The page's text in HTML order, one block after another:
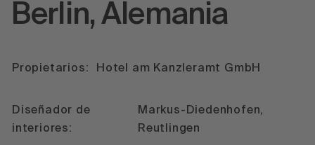
Berlin, Alemania
Propietarios: Hotel am Kanzleramt GmbH
Diseñador de
interiores:
Markus-Diedenhofen,
Reutlingen